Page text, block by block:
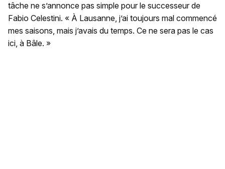
tâche ne s’annonce pas simple pour le successeur de
Fabio Celestini. « À Lausanne, j’ai toujours mal commencé
mes saisons, mais j’avais du temps. Ce ne sera pas le cas
ici, à Bâle. »